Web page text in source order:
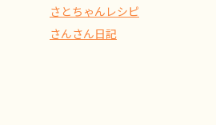
さとちゃんレシピ
さんさん日記